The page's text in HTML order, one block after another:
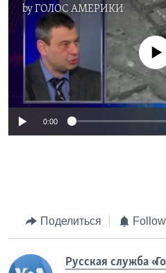
byГОЛОС АМЕРИКИ
No media source
0:00
Поделиться
Русская служба